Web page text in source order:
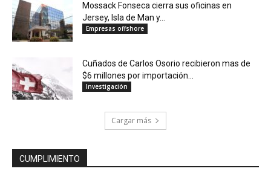
Mossack Fonseca cierra sus oficinas en
Jersey, Isla de Man y...
Empresas offshore
Cuñados de Carlos Osorio recibieron mas de
$6 millones por importación...
Investigación
Cargar más
CUMPLIMIENTO